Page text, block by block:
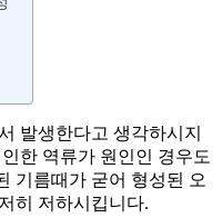
발생한다고 생각하시지
한 역류가 원인인 경우도
기름때가 굳어 형성된 오
히 저하시킵니다.